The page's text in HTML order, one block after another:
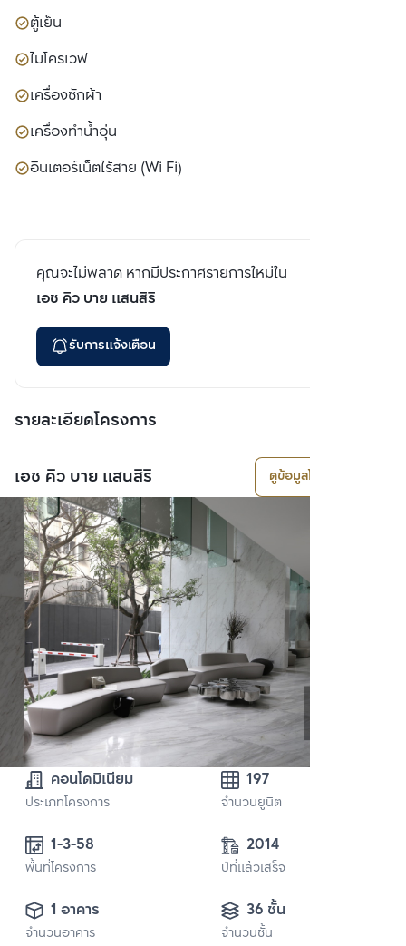
ตู้เย็น
ไมโครเวฟ
เครื่องซักผ้า
เครื่องทำน้ำอุ่น
อินเตอร์เน็ตไร้สาย (Wi Fi)
คุณจะไม่พลาด หากมีประกาศรายการใหม่ใน
เอช คิว บาย แสนสิริ
รับการแจ้งเตือน
รายละเอียดโครงการ
เอช คิว บาย แสนสิริ ดูข้อมูลโครงการ
คอนโดมิเนียม
ประเภทโครงการ
197
จำนวนยูนิต
พื้นที่โครงการ
2014
ปีที่แล้วเสร็จ
1 อาคาร
จำนวนอาคาร
36 ชั้น
จำนวนชั้น